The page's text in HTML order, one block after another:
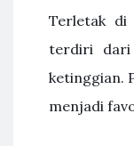
Terletak di
terdiri
ketinggian.
menjadi